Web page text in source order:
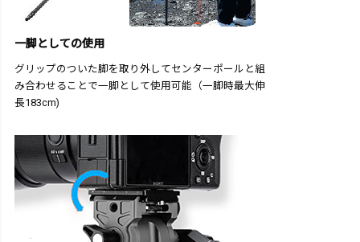
一脚としての使用
グリップのついた脚を取り外してセンターポールと組
み合わせることで一脚として使用可能（一脚時最大伸
長183cm)